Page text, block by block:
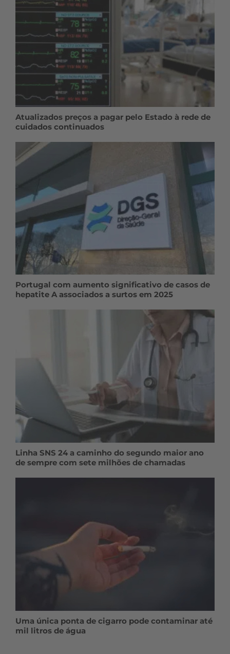
Atualizados preços a pagar pelo Estado à rede de
cuidados continuados
Portugal com aumento significativo de casos de
hepatite A associados a surtos em 2025
Linha SNS 24 a caminho do segundo maior ano
de sempre com sete milhões de chamadas
Uma única ponta de cigarro pode contaminar até
mil litros de água